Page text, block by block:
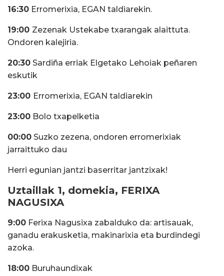
16:30 Erromerixia, EGAN taldiarekin.
19:00 Zezenak Ustekabe txarangak alaittuta.
Ondoren kalejiria.
20:30 Sardiña erriak Elgetako Lehoiak peñaren
eskutik
23:00 Erromerixia, EGAN taldiarekin
23:00 Bolo txapelketia
00:00 Suzko zezena, ondoren erromerixiak
jarraittuko dau
Herri egunian jantzi baserritar jantzixak!
Uztaillak 1, domekia, FERIXA
NAGUSIXA
9:00 Ferixa Nagusixa zabalduko da: artisauak,
ganadu erakusketia, makinarixia eta burdindegi
azoka.
18:00 Buruhaundixak